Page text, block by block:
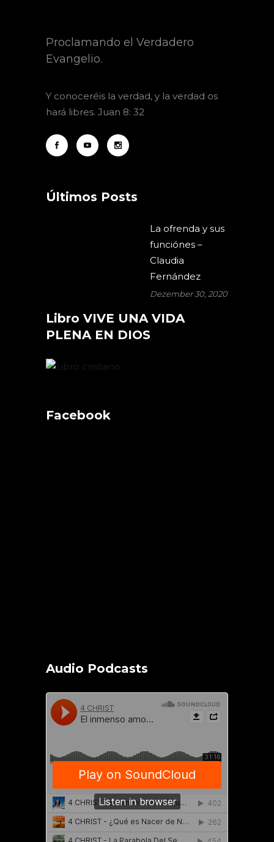
Proclamando el Verdadero
Evangelio.
Y conoceréis la verdad, y la verdad os
hará libres. Juan 8: 32
Últimos Posts
La ofrenda y sus
funciónes –
Claudia
Fernández
Dezember 30, 2020
Libro VIVE UNA VIDA
PLENA EN DIOS
Facebook
Audio Podcasts